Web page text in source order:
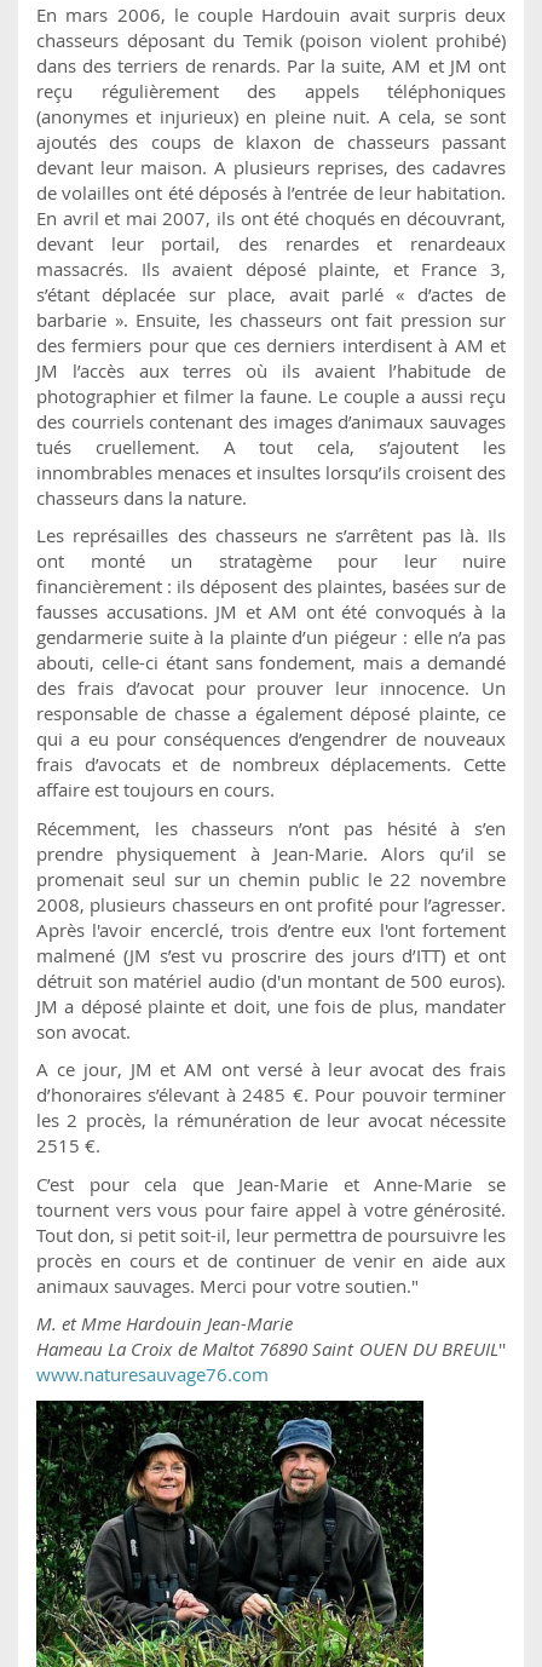
En mars 2006, le couple Hardouin avait surpris deux
chasseurs déposant du Temik (poison violent prohibé)
dans des terriers de renards. Par la suite, AM et JM ont
reçu régulièrement des appels téléphoniques
(anonymes et injurieux) en pleine nuit. A cela, se sont
ajoutés des coups de klaxon de chasseurs passant
devant leur maison. A plusieurs reprises, des cadavres
de volailles ont été déposés à l’entrée de leur habitation.
En avril et mai 2007, ils ont été choqués en découvrant,
devant leur portail, des renardes et renardeaux
massacrés. Ils avaient déposé plainte, et France 3,
s’étant déplacée sur place, avait parlé « d’actes de
barbarie ». Ensuite, les chasseurs ont fait pression sur
des fermiers pour que ces derniers interdisent à AM et
JM l’accès aux terres où ils avaient l’habitude de
photographier et filmer la faune. Le couple a aussi reçu
des courriels contenant des images d’animaux sauvages
tués cruellement. A tout cela, s’ajoutent les
innombrables menaces et insultes lorsqu’ils croisent des
chasseurs dans la nature.
Les représailles des chasseurs ne s’arrêtent pas là. Ils
ont monté un stratagème pour leur nuire
financièrement : ils déposent des plaintes, basées sur de
fausses accusations. JM et AM ont été convoqués à la
gendarmerie suite à la plainte d’un piégeur : elle n’a pas
abouti, celle-ci étant sans fondement, mais a demandé
des frais d’avocat pour prouver leur innocence. Un
responsable de chasse a également déposé plainte, ce
qui a eu pour conséquences d’engendrer de nouveaux
frais d’avocats et de nombreux déplacements. Cette
affaire est toujours en cours.
Récemment, les chasseurs n’ont pas hésité à s’en
prendre physiquement à Jean-Marie. Alors qu’il se
promenait seul sur un chemin public le 22 novembre
2008, plusieurs chasseurs en ont profité pour l’agresser.
Après l'avoir encerclé, trois d’entre eux l'ont fortement
malmené (JM s’est vu proscrire des jours d’ITT) et ont
détruit son matériel audio (d'un montant de 500 euros).
JM a déposé plainte et doit, une fois de plus, mandater
son avocat.
A ce jour, JM et AM ont versé à leur avocat des frais
d’honoraires s’élevant à 2485 €. Pour pouvoir terminer
les 2 procès, la rémunération de leur avocat nécessite
2515 €.
C’est pour cela que Jean-Marie et Anne-Marie se
tournent vers vous pour faire appel à votre générosité.
Tout don, si petit soit-il, leur permettra de poursuivre les
procès en cours et de continuer de venir en aide aux
animaux sauvages. Merci pour votre soutien."
M. et Mme Hardouin Jean-Marie
Hameau La Croix de Maltot 76890 Saint OUEN DU BREUIL''
www.naturesauvage76.com